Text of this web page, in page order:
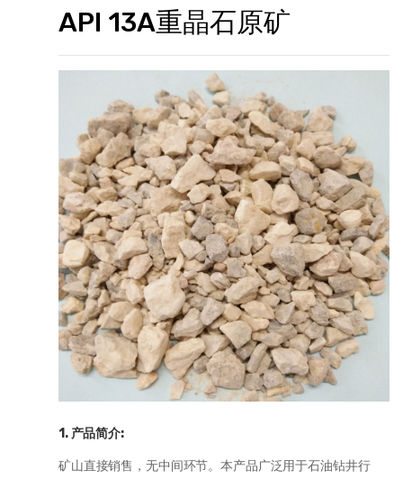
API 13A重晶石原矿
1. 产品简介:
矿山直接销售，无中间环节。本产品广泛用于石油钻井行